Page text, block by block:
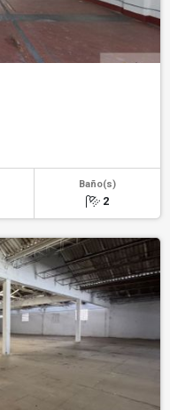
Baño(s)
2